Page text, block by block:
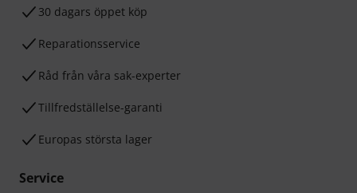
30 dagars öppet köp
Reparationsservice
Råd från våra sak-experter
Tillfredställelse-garanti
Europas största lager
Service